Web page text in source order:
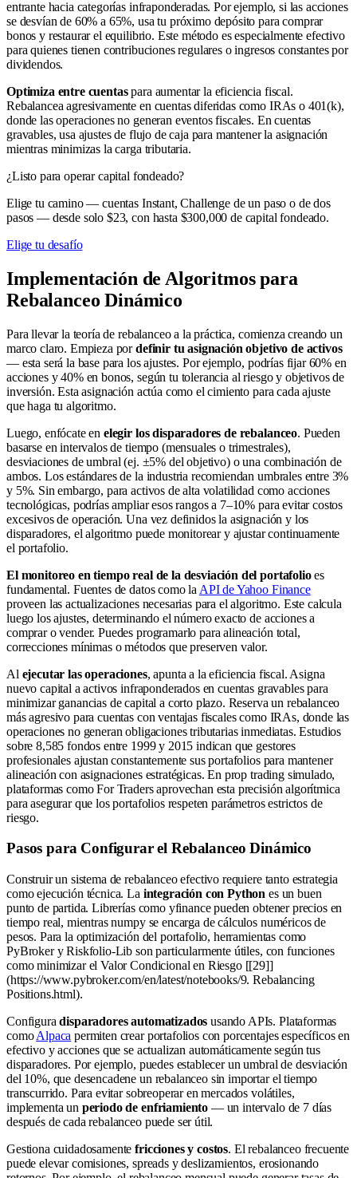
entrante hacia categorías infraponderadas. Por ejemplo, si las acciones
se desvían de 60% a 65%, usa tu próximo depósito para comprar
bonos y restaurar el equilibrio. Este método es especialmente efectivo
para quienes tienen contribuciones regulares o ingresos constantes por
dividendos.
Optimiza entre cuentaspara aumentar la eficiencia fiscal.
Rebalancea agresivamente en cuentas diferidas como IRAs o 401(k),
donde las operaciones no generan eventos fiscales. En cuentas
gravables, usa ajustes de flujo de caja para mantener la asignación
mientras minimizas la carga tributaria.
¿Listo para operar capital fondeado?
Elige tu camino — cuentas Instant, Challenge de un paso o de dos
pasos — desde solo $23, con hasta $300,000 de capital fondeado.
Elige tu desafío
Implementación de Algoritmos para
Rebalanceo Dinámico
Para llevar la teoría de rebalanceo a la práctica, comienza creando un
marco claro. Empieza pordefinir tu asignación objetivo de activos
— esta será la base para los ajustes. Por ejemplo, podrías fijar 60% en
acciones y 40% en bonos, según tu tolerancia al riesgo y objetivos de
inversión. Esta asignación actúa como el cimiento para cada ajuste
que haga tu algoritmo.
Luego, enfócate en elegir los disparadores de rebalanceo. Pueden
basarse en intervalos de tiempo (mensuales o trimestrales),
desviaciones de umbral (ej. ±5% del objetivo) o una combinación de
ambos. Los estándares de la industria recomiendan umbrales entre 3%
y 5%. Sin embargo, para activos de alta volatilidad como acciones
tecnológicas, podrías ampliar esos rangos a 7–10% para evitar costos
excesivos de operación. Una vez definidos la asignación y los
disparadores, el algoritmo puede monitorear y ajustar continuamente
el portafolio.
El monitoreo en tiempo real de la desviación del portafolioes
fundamental. Fuentes de datos como la API de Yahoo Finance
proveen las actualizaciones necesarias para el algoritmo. Este calcula
luego los ajustes, determinando el número exacto de acciones a
comprar o vender. Puedes programarlo para alineación total,
correcciones mínimas o métodos que preserven valor.
Al ejecutar las operaciones, apunta a la eficiencia fiscal. Asigna
nuevo capital a activos infraponderados en cuentas gravables para
minimizar ganancias de capital a corto plazo. Reserva un rebalanceo
más agresivo para cuentas con ventajas fiscales como IRAs, donde las
operaciones no generan obligaciones tributarias inmediatas. Estudios
sobre 8,585 fondos entre 1999 y 2015 indican que gestores
profesionales ajustan constantemente sus portafolios para mantener
alineación con asignaciones estratégicas. En prop trading simulado,
plataformas como For Traders aprovechan esta precisión algorítmica
para asegurar que los portafolios respeten parámetros estrictos de
riesgo.
Pasos para Configurar el Rebalanceo Dinámico
Construir un sistema de rebalanceo efectivo requiere tanto estrategia
como ejecución técnica. La integración con Python es un buen
punto de partida. Librerías como yfinance pueden obtener precios en
tiempo real, mientras numpy se encarga de cálculos numéricos de
pesos. Para la optimización del portafolio, herramientas como
PyBroker y Riskfolio-Lib son particularmente útiles, con funciones
como minimizar el Valor Condicional en Riesgo [[29]]
(https://www.pybroker.com/en/latest/notebooks/9. Rebalancing
Positions.html).
Configuradisparadores automatizados usando APIs. Plataformas
comoAlpaca permiten crear portafolios con porcentajes específicos en
efectivo y acciones que se actualizan automáticamente según tus
disparadores. Por ejemplo, puedes establecer un umbral de desviación
del 10%, que desencadene un rebalanceo sin importar el tiempo
transcurrido. Para evitar sobreoperar en mercados volátiles,
implementa un periodo de enfriamiento — un intervalo de 7 días
después de cada rebalanceo puede ser útil.
Gestiona cuidadosamentefricciones y costos. El rebalanceo frecuente
puede elevar comisiones, spreads y deslizamientos, erosionando